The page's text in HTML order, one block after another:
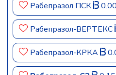
Рабепразол ПСК
Рабепразол-ВЕРТЕКС
Рабепразол-КРКА